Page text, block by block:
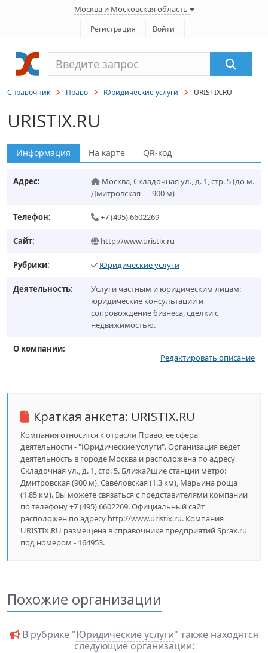
Москва и Московская область
Регистрация Войти
Справочник Право Юридические услуги URISTIX.RU
URISTIX.RU
Информация На карте QR-код
Адрес: Москва,Складочная ул., д. 1, стр. 5(до м.
Дмитровская — 900 м)
Телефон: +7 (495) 6602269
Сайт: http://www.uristix.ru
Рубрики: Юридические услуги
Деятельность:
Услуги частным и юридическим лицам:
юридические консультации и
сопровождение бизнеса, сделки с
недвижимостью.
О компании:
Редактировать описание
Краткая анкета: URISTIX.RU
Компания относится к отрасли Право, ее сфера
деятельности - "Юридические услуги". Организация ведет
деятельность в городе Москва и расположена по адресу
Складочная ул., д. 1, стр. 5. Ближайшие станции метро:
Дмитровская (900 м), Савёловская (1.3 км), Марьина роща
(1.85 км). Вы можете связаться с представителями компании
по телефону +7 (495) 6602269. Официальный сайт
расположен по адресу http://www.uristix.ru. Компания
URISTIX.RU размещена в справочнике предприятий Sprax.ru
под номером - 164953.
Похожие организации
В рубрике "Юридические услуги" также находятся
следующие организации: